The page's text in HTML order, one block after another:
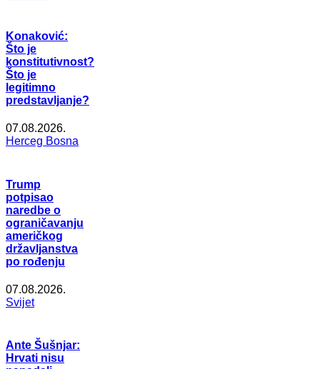
Konaković:
Što je
konstitutivnost?
Što je
legitimno
predstavljanje?
07.08.2026.
Herceg Bosna
Trump
potpisao
naredbe o
ograničavanju
američkog
državljanstva
po rođenju
07.08.2026.
Svijet
Ante Šušnjar:
Hrvati nisu